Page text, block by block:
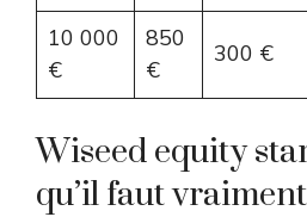
10 000
€
850
€
300 €
Wiseed equity
qu’il faut